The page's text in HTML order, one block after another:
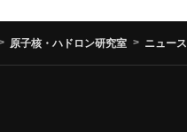
原子核・ハドロン研究室 ニュース